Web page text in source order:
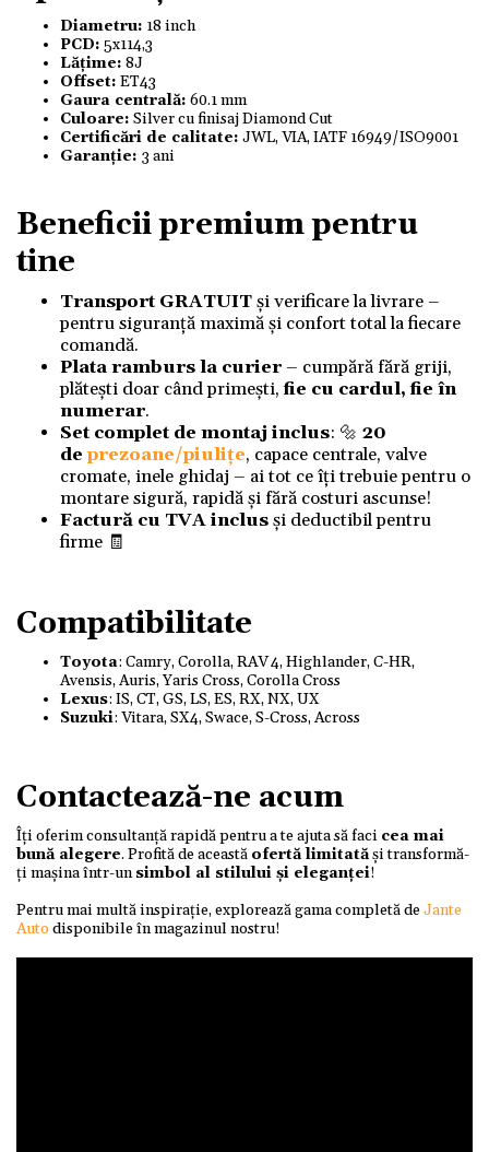
Diametru: 18 inch
PCD: 5x114,3
Lățime: 8J
Offset: ET43
Gaura centrală: 60.1 mm
Culoare: Silver cu finisaj Diamond Cut
Certificări de calitate: JWL, VIA, IATF 16949/ISO9001
Garanție: 3 ani
Beneficii premium pentru
tine
Transport GRATUITși verificare la livrare –
pentru siguranță maximă și confort total la fiecare
comandă.
Plata ramburs la curier– cumpără fără griji,
plătești doar când primești,fie cu cardul, fie în
numerar.
Set complet de montaj inclus: 🔩 20
deprezoane/piulițe, capace centrale, valve
cromate, inele ghidaj – ai tot ce îți trebuie pentru o
montare sigură, rapidă și fără costuri ascunse!
Factură cu TVA inclusși deductibil pentru
firme 🧾
Compatibilitate
Toyota: Camry, Corolla, RAV 4, Highlander, C-HR,
Avensis, Auris, Yaris Cross, Corolla Cross
Lexus: IS, CT, GS, LS, ES, RX, NX, UX
Suzuki: Vitara, SX4, Swace, S-Cross, Across
Contactează-ne acum
Îți oferim consultanță rapidă pentru a te ajuta să faci cea mai
bună alegere. Profită de această ofertă limitatăși transformă-
ți mașina într-unsimbol al stilului și eleganței!
Pentru mai multă inspirație, explorează gama completă deJante
Autodisponibile în magazinul nostru!